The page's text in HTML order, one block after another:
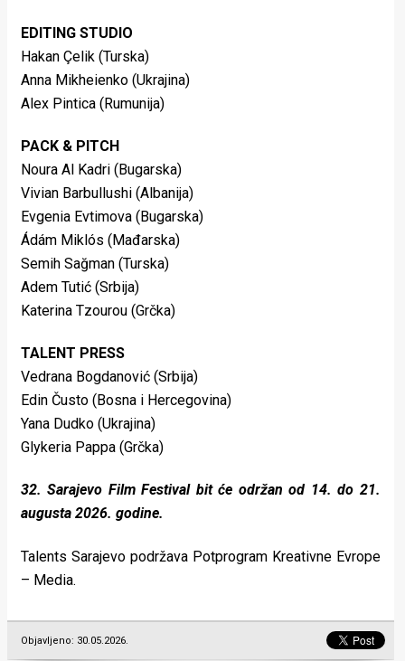
EDITING STUDIO
Hakan Çelik (Turska)
Anna Mikheienko (Ukrajina)
Alex Pintica (Rumunija)
PACK & PITCH
Noura Al Kadri (Bugarska)
Vivian Barbullushi (Albanija)
Evgenia Evtimova (Bugarska)
Ádám Miklós (Mađarska)
Semih Sağman (Turska)
Adem Tutić (Srbija)
Katerina Tzourou (Grčka)
TALENT PRESS
Vedrana Bogdanović (Srbija)
Edin Čusto (Bosna i Hercegovina)
Yana Dudko (Ukrajina)
Glykeria Pappa (Grčka)
32. Sarajevo Film Festival bit će održan od 14. do 21.
augusta 2026. godine.
Talents Sarajevo podržava Potprogram Kreativne Evrope
– Media.
Objavljeno: 30.05.2026.